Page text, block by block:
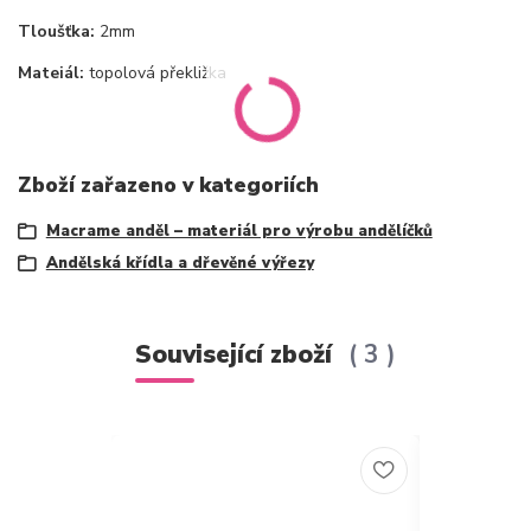
Tloušťka: 2mm
Mateiál: topolová překližka
Zboží zařazeno v kategoriích
Macrame anděl – materiál pro výrobu andělíčků
Andělská křídla a dřevěné výřezy
Související zboží 3